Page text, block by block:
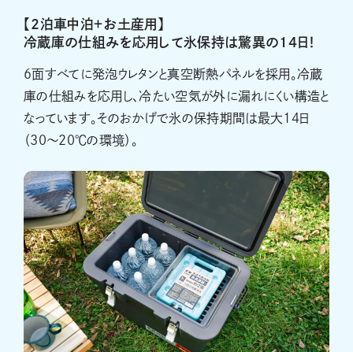
【2泊車中泊＋お土産用】
冷蔵庫の仕組みを応用して氷保持は驚異の14日！
6面すべてに発泡ウレタンと真空断熱パネルを採用。冷蔵
庫の仕組みを応用し、冷たい空気が外に漏れにくい構造と
なっています。そのおかげで氷の保持期間は最大14日
（30〜20℃の環境）。